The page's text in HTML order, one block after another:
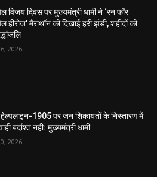
विजय दिवस पर मुख्यमंत्री धामी ने ‘रन फॉर
हीरोज’ मैराथॉन को दिखाई हरी झंडी, शहीदों को
2026
हेल्पलाइन-1905 पर जन शिकायतों के निस्तारण में
बर्दाश्त नहीं: मुख्यमंत्री धामी
2026